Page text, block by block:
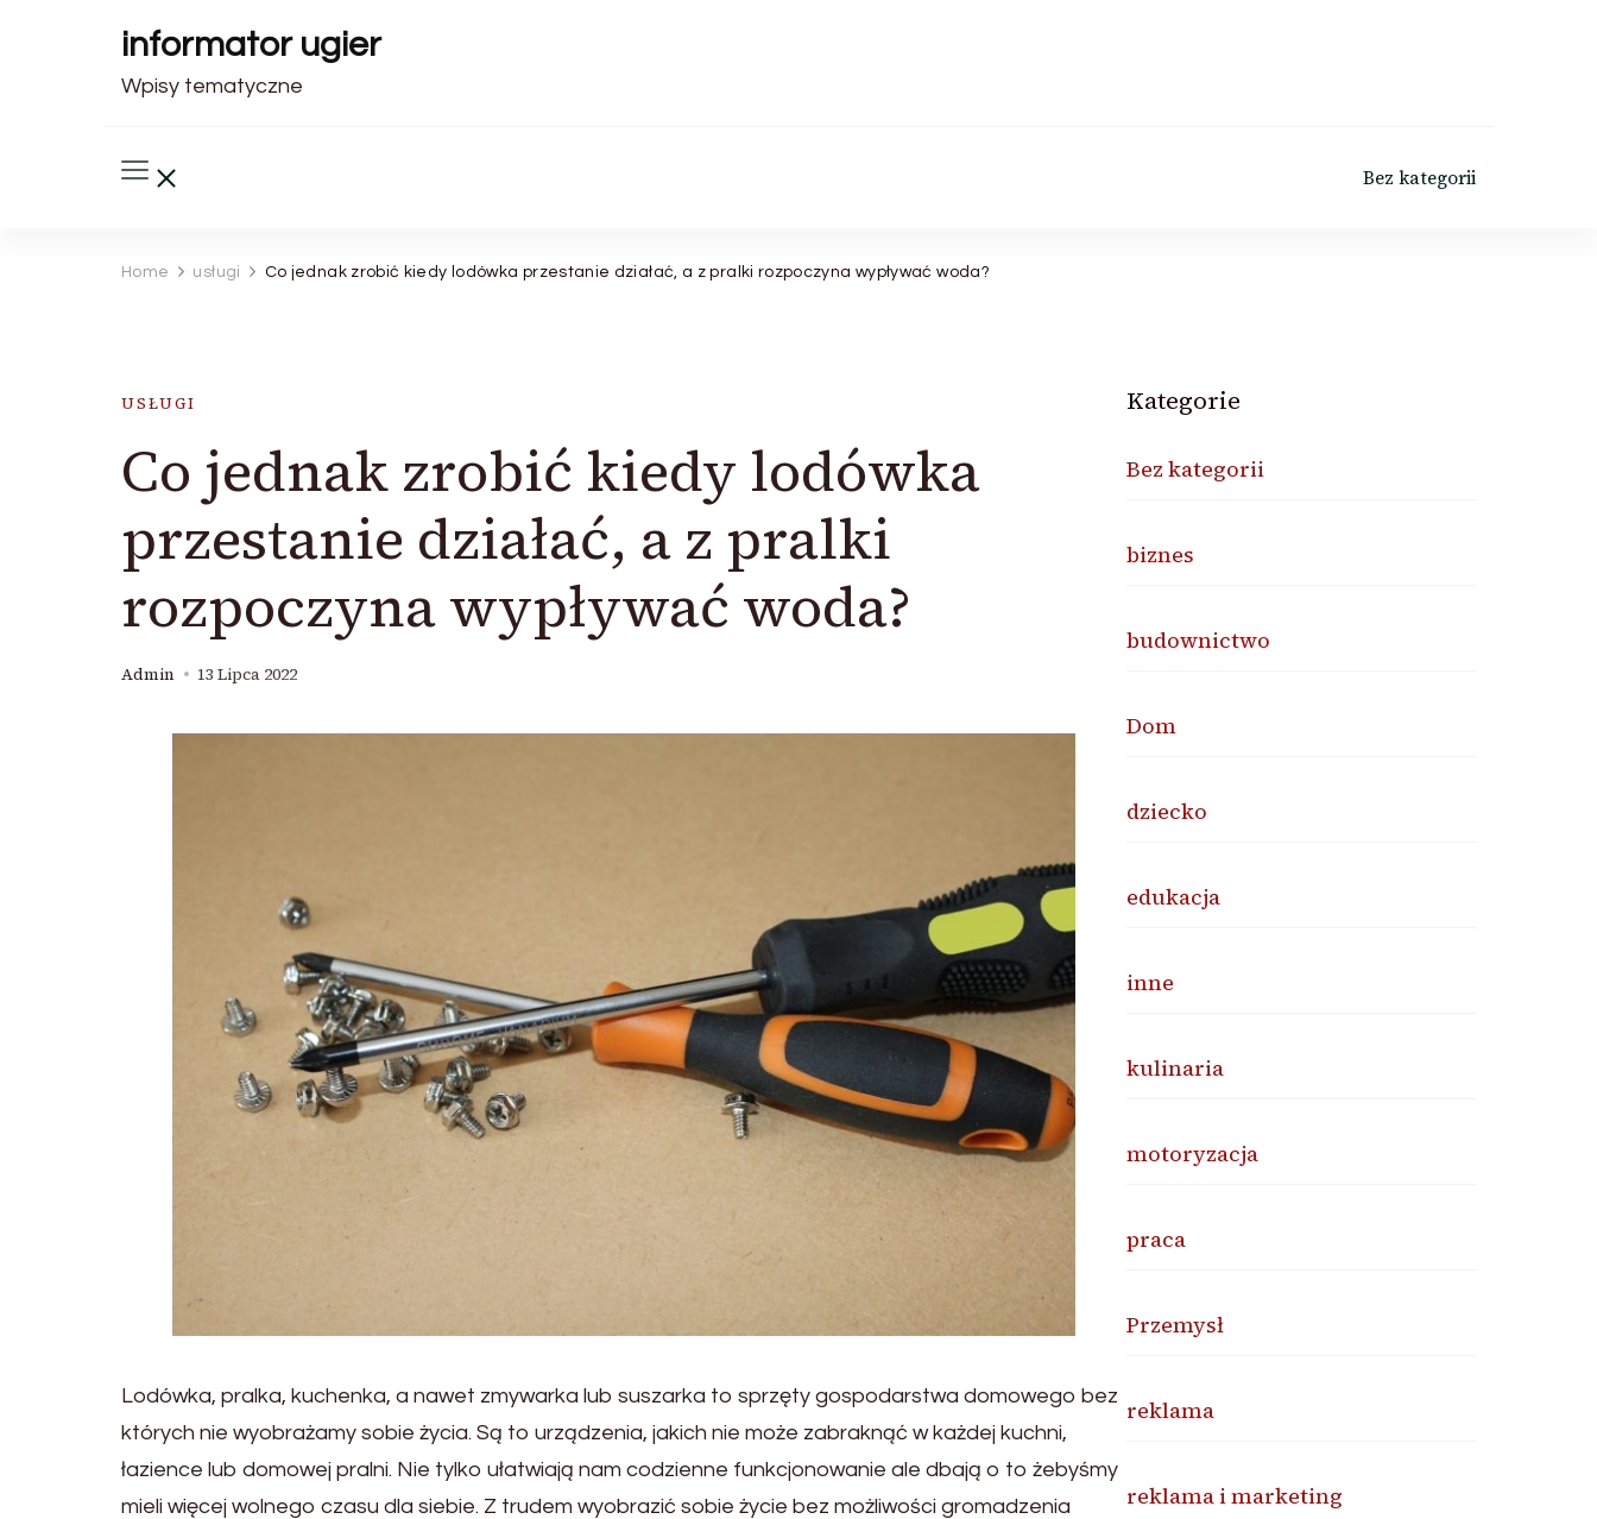
informator ugier
Wpisy tematyczne
Bez kategorii
Home usługi Co jednak zrobić kiedy lodówka przestanie działać, a z pralki rozpoczyna wypływać woda?
USŁUGI
Co jednak zrobić kiedy lodówka
przestanie działać, a z pralki
rozpoczyna wypływać woda?
Admin 13 Lipca 2022
Lodówka, pralka, kuchenka, a nawet zmywarka lub suszarka to sprzęty gospodarstwa domowego bez
których nie wyobrażamy sobie życia. Są to urządzenia, jakich nie może zabraknąć w każdej kuchni,
łazience lub domowej pralni. Nie tylko ułatwiają nam codzienne funkcjonowanie ale dbają o to żebyśmy
mieli więcej wolnego czasu dla siebie. Z trudem wyobrazić sobie życie bez możliwości gromadzenia
Kategorie
Bez kategorii
biznes
budownictwo
Dom
dziecko
edukacja
inne
kulinaria
motoryzacja
praca
Przemysł
reklama
reklama i marketing